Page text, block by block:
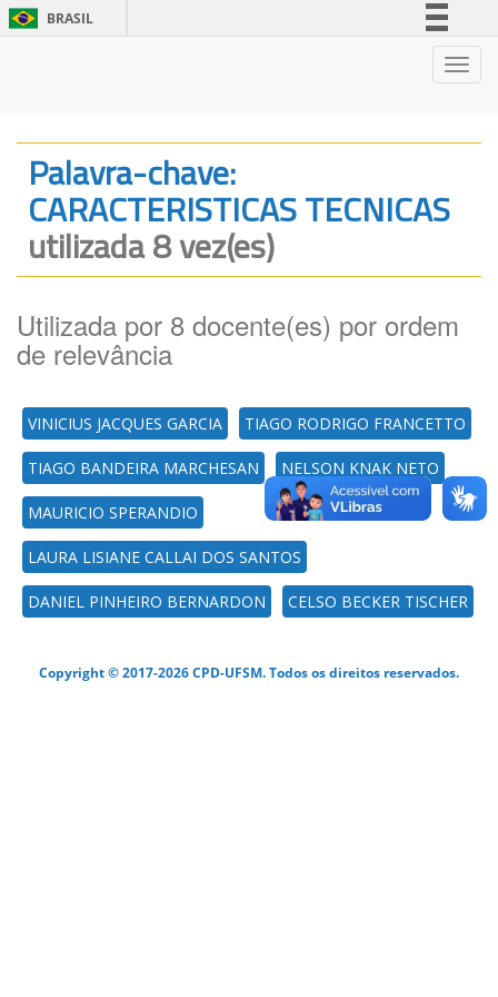
BRASIL
Canais
Palavra-chave:
CARACTERISTICAS TECNICAS
utilizada 8 vez(es)
Utilizada por 8 docente(es) por ordem
de relevância
VINICIUS JACQUES GARCIA TIAGO RODRIGO FRANCETTO
TIAGO BANDEIRA MARCHESAN NELSON KNAK NETO
MAURICIO SPERANDIO
LAURA LISIANE CALLAI DOS SANTOS
DANIEL PINHEIRO BERNARDON CELSO BECKER TISCHER
Copyright © 2017-2026 CPD-UFSM. Todos os direitos reservados.